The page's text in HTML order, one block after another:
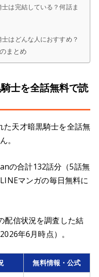
は完結している？何話ま
はどんな人におすすめ？
まとめ
士を全話無料で読
た天才暗黒騎士を全話無
。
の合計132話分（5話無
マンガの毎日無料に
配信状況を調査した結
年6月時点）。
無料情報・公式